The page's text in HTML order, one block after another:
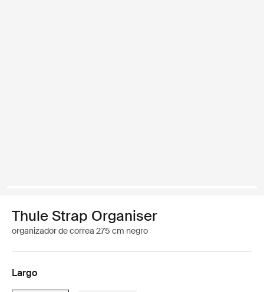
Thule Strap Organiser
organizador de correa 275 cm negro
Largo